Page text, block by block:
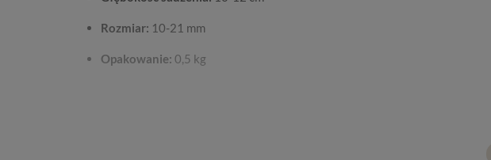
Rozmiar: 10-21 mm
Opakowanie: 0,5 kg